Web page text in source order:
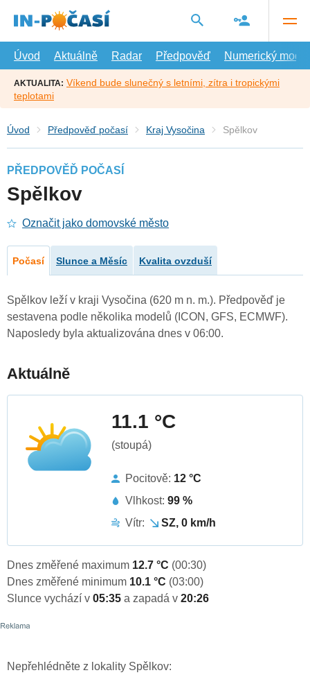
hlavní
Úvod
Aktuálně Radar Předpověď Numerický model
AKTUALITA: Víkend bude slunečný s letními, zítra i tropickými
teplotami
Úvod Předpověď počasí Kraj Vysočina Spělkov
PŘEDPOVĚĎ POČASÍ
Spělkov
Označit jako domovské město
Počasí Slunce a Měsíc Kvalita ovzduší
Spělkov leží v kraji Vysočina (620 m n. m.). Předpověď je
sestavena podle několika modelů (ICON, GFS, ECMWF).
Naposledy byla aktualizována dnes v 06:00.
Aktuálně
11.1 °C
(stoupá)
Pocitově: 12 °C
Vlhkost: 99 %
Vítr:
SZ, 0 km/h
Dnes změřené maximum 12.7 °C (00:30)
Dnes změřené minimum 10.1 °C (03:00)
Slunce vychází v 05:35 a zapadá v 20:26
Nepřehlédněte z lokality Spělkov: